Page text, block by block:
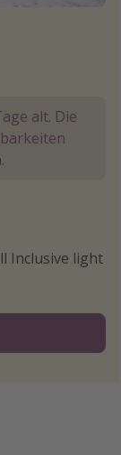
alt. Die
Inclusive light